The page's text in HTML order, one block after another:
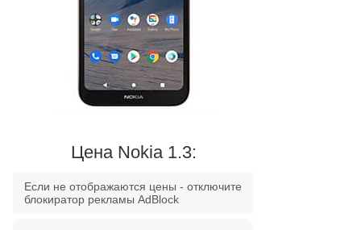
Цена Nokia 1.3:
Если не отображаются цены - отключите
блокиратор рекламы AdBlock